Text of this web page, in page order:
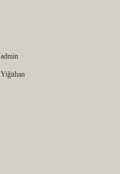
admin
Yiğithan